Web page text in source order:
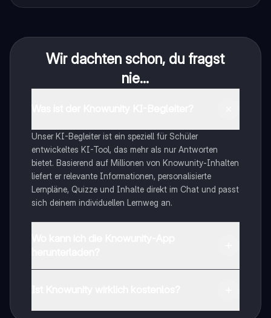
Wir dachten schon, du fragst
nie...
Unser KI-Begleiter ist ein speziell für Schüler
entwickeltes KI-Tool, das mehr als nur Antworten
bietet. Basierend auf Millionen von Knowunity-Inhalten
liefert er relevante Informationen, personalisierte
Lernpläne, Quizze und Inhalte direkt im Chat und passt
sich deinem individuellen Lernweg an.